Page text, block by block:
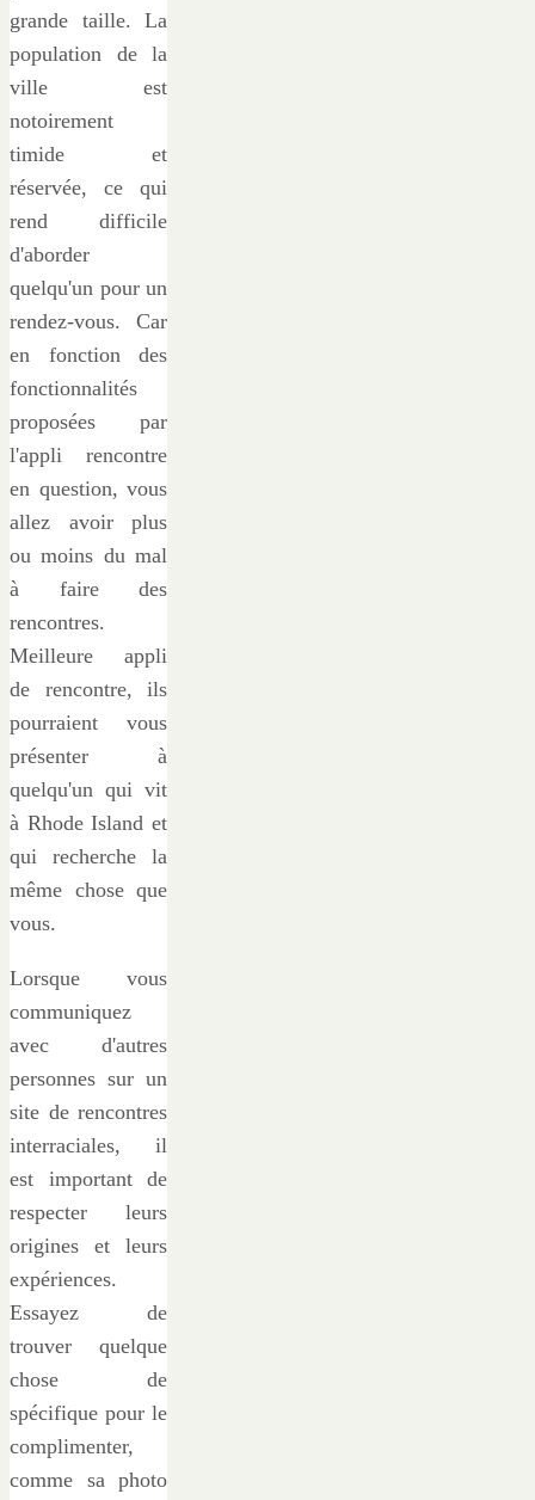
grande taille. La
population de la
ville est
notoirement
timide et
réservée, ce qui
rend difficile
d'aborder
quelqu'un pour un
rendez-vous. Car
en fonction des
fonctionnalités
proposées par
l'appli rencontre
en question, vous
allez avoir plus
ou moins du mal
à faire des
rencontres.
Meilleure appli
de rencontre, ils
pourraient vous
présenter à
quelqu'un qui vit
à Rhode Island et
qui recherche la
même chose que
vous.
Lorsque vous
communiquez
avec d'autres
personnes sur un
site de rencontres
interraciales, il
est important de
respecter leurs
origines et leurs
expériences.
Essayez de
trouver quelque
chose de
spécifique pour le
complimenter,
comme sa photo